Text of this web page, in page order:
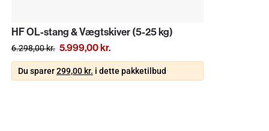
HF OL-stang & Vægtskiver (5-25 kg)
6.298,00kr. 5.999,00kr.
Du sparer299,00 kr. i dette pakketilbud